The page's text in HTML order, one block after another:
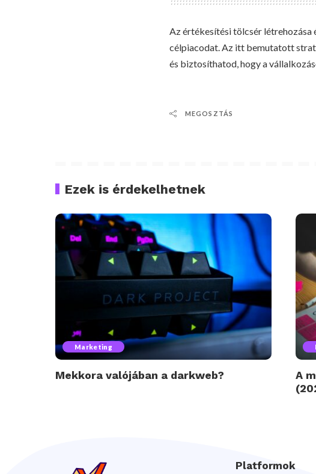
Az értékesítési tölcsér létrehozása
célpiacodat. Az itt bemutatott
és biztosíthatod, hogy a
MEGOSZTÁS
Ezek is érdekelhetnek
Marketing
Mekkora valójában a darkweb?
A
Platformok